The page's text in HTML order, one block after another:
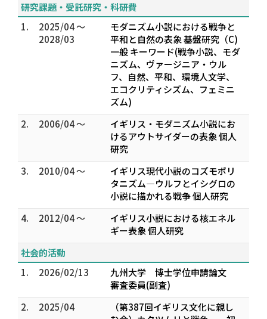
研究課題・受託研究・科研費
1.
2025/04 ～
2028/03
モダニズム小説における戦争と
平和と自然の表象 基盤研究（C)
一般 キーワード(戦争小説、モダ
ニズム、ヴァージニア・ウル
フ、自然、平和、環境人文学、
エコクリティシズム、フェミニ
ズム)
2.
2006/04 ～
イギリス・モダニズム小説にお
けるアウトサイダーの表象 個人
研究
3.
2010/04 ～
イギリス現代小説のコズモポリ
タニズム―ウルフとイシグロの
小説に描かれる戦争 個人研究
4.
2012/04 ～
イギリス小説における核エネル
ギー表象 個人研究
社会的活動
1.
2026/02/13
九州大学 博士学位申請論文
審査委員(副査)
2.
2025/04
（第387回イギリス文化に親し